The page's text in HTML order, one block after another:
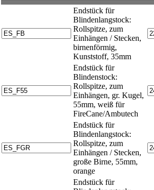
Endstück für
Blindenlangstock:
Rollspitze, zum
Einhängen / Stecken,
birnenförmig,
Kunststoff, 35mm
Endstück für
Blindenstock:
Rollspitze, zum
Einhängen, gr. Kugel,
55mm, weiß für
FireCane/Ambutech
Endstück für
Blindenlangstock:
Rollspitze, zum
Einhängen / Stecken,
große Birne, 55mm,
orange
Endstück für